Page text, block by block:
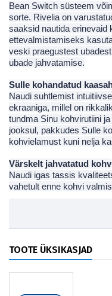
Bean Switch süsteem
sorte. Rivelia on
saaksid nautida erinevaid
ettevalmistamiseks
veski praegustest
ubade jahvatamise.
Sulle kohandatud
Naudi suhtlemist
ekraaniga, millel on
tundma Sinu kohvirutiini
jooksul, pakkudes Sulle
kohvielamust kuni nelja
Värskelt jahvatatud kohv
Naudi igas tassis
vahetult enne kohvi
TOOTE ÜKSIKASJAD